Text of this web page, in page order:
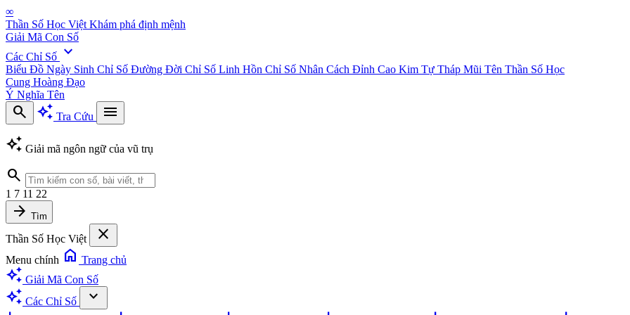
∞
Thần Số Học Việt Khám phá định mệnh
Giải Mã Con Số
Các Chỉ Số expand_more
Biểu Đồ Ngày Sinh Chỉ Số Đường Đời Chỉ Số Linh Hồn Chỉ Số Nhân Cách Đỉnh Cao Kim Tự Tháp Mũi Tên Thần Số Học
Cung Hoàng Đạo
Ý Nghĩa Tên
search auto_awesome Tra Cứu
menu
auto_awesome Giải mã ngôn ngữ của vũ trụ
search
1 7 11 22
arrow_forward Tìm
Thần Số Học Việt close
Menu chính home Trang chủ
auto_awesome Giải Mã Con Số
auto_awesome Các Chỉ Số
expand_more